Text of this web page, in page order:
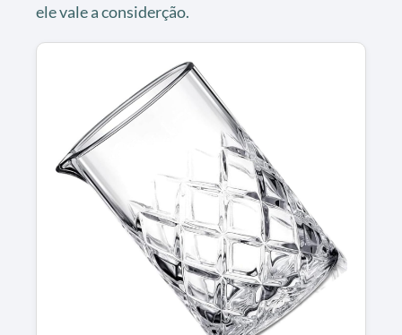
ele vale a considerção.